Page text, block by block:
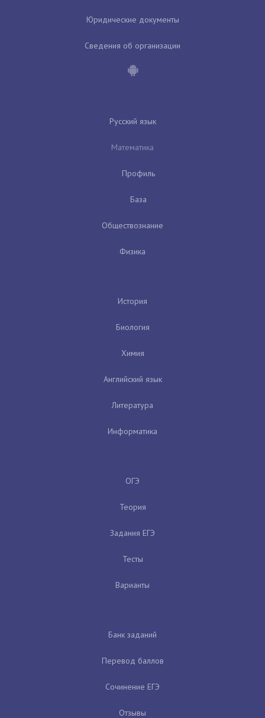
Юридические документы
Сведения об организации
Русский язык
Математика
Профиль
База
Обществознание
Физика
История
Биология
Химия
Английский язык
Литература
Информатика
ОГЭ
Теория
Задания ЕГЭ
Тесты
Варианты
Банк заданий
Перевод баллов
Сочинение ЕГЭ
Отзывы